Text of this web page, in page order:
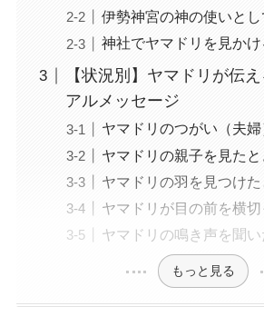
伊勢神宮の神の使いとし
神社でヤマドリを見か
【状況別】ヤマドリが伝
アルメッセージ
ヤマドリのつがい（夫
ヤマドリの親子を見たと
ヤマドリの羽を見つけた
ヤマドリが目の前を横切
ヤマドリの鳴き声を聞い
もっと見る